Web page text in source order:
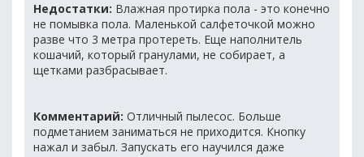
Недостатки: Влажная протирка пола - это конечно
не помывка пола. Маленькой салфеточкой можно
разве что 3 метра протереть. Еще наполнитель
кошачий, который гранулами, не собирает, а
щетками разбрасывает.
Комментарий: Отличный пылесос. Больше
подметанием заниматься не приходится. Кнопку
нажал и забыл. Запускать его научился даже